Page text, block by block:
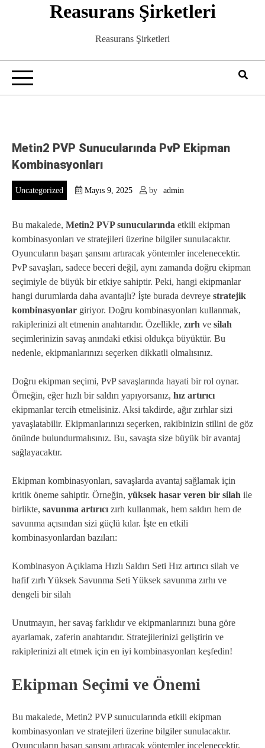
Reasurans Şirketleri
Reasurans Şirketleri
Metin2 PVP Sunucularında PvP Ekipman
Kombinasyonları
Uncategorized Mayıs 9, 2025 by admin
Bu makalede, Metin2 PVP sunucularında etkili ekipman
kombinasyonları ve stratejileri üzerine bilgiler sunulacaktır.
Oyuncuların başarı şansını artıracak yöntemler incelenecektir.
PvP savaşları, sadece beceri değil, aynı zamanda doğru ekipman
seçimiyle de büyük bir etkiye sahiptir. Peki, hangi ekipmanlar
hangi durumlarda daha avantajlı? İşte burada devreye stratejik
kombinasyonlar giriyor. Doğru kombinasyonları kullanmak,
rakiplerinizi alt etmenin anahtarıdır. Özellikle, zırh ve silah
seçimlerinizin savaş anındaki etkisi oldukça büyüktür. Bu
nedenle, ekipmanlarınızı seçerken dikkatli olmalısınız.
Doğru ekipman seçimi, PvP savaşlarında hayati bir rol oynar.
Örneğin, eğer hızlı bir saldırı yapıyorsanız, hız artırıcı
ekipmanlar tercih etmelisiniz. Aksi takdirde, ağır zırhlar sizi
yavaşlatabilir. Ekipmanlarınızı seçerken, rakibinizin stilini de göz
önünde bulundurmalısınız. Bu, savaşta size büyük bir avantaj
sağlayacaktır.
Ekipman kombinasyonları, savaşlarda avantaj sağlamak için
kritik öneme sahiptir. Örneğin, yüksek hasar veren bir silah ile
birlikte, savunma artırıcı zırh kullanmak, hem saldırı hem de
savunma açısından sizi güçlü kılar. İşte en etkili
kombinasyonlardan bazıları:
Kombinasyon Açıklama Hızlı Saldırı Seti Hız artırıcı silah ve
hafif zırh Yüksek Savunma Seti Yüksek savunma zırhı ve
dengeli bir silah
Unutmayın, her savaş farklıdır ve ekipmanlarınızı buna göre
ayarlamak, zaferin anahtarıdır. Stratejilerinizi geliştirin ve
rakiplerinizi alt etmek için en iyi kombinasyonları keşfedin!
Ekipman Seçimi ve Önemi
Bu makalede, Metin2 PVP sunucularında etkili ekipman
kombinasyonları ve stratejileri üzerine bilgiler sunulacaktır.
Oyuncuların başarı şansını artıracak yöntemler incelenecektir.